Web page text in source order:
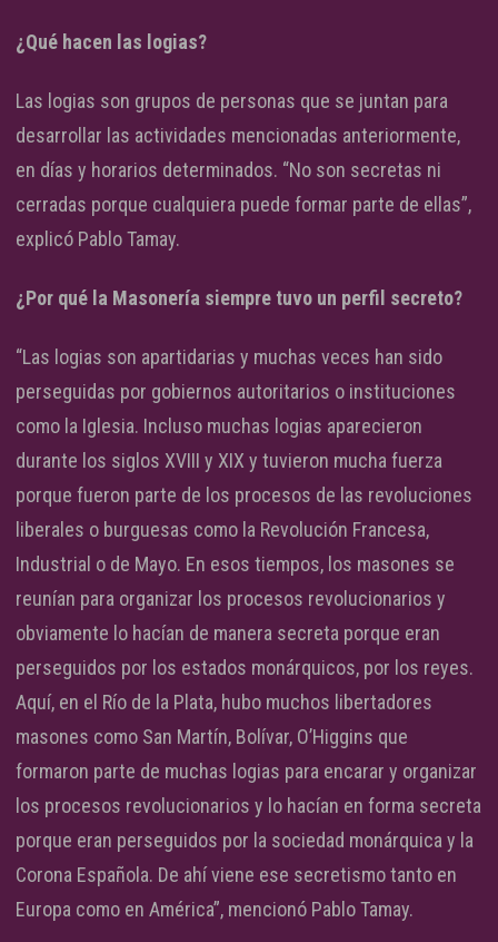
¿Qué hacen las logias?
Las logias son grupos de personas que se juntan para
desarrollar las actividades mencionadas anteriormente,
en días y horarios determinados. “No son secretas ni
cerradas porque cualquiera puede formar parte de ellas”,
explicó Pablo Tamay.
¿Por qué la Masonería siempre tuvo un perfil secreto?
“Las logias son apartidarias y muchas veces han sido
perseguidas por gobiernos autoritarios o instituciones
como la Iglesia. Incluso muchas logias aparecieron
durante los siglos XVIII y XIX y tuvieron mucha fuerza
porque fueron parte de los procesos de las revoluciones
liberales o burguesas como la Revolución Francesa,
Industrial o de Mayo. En esos tiempos, los masones se
reunían para organizar los procesos revolucionarios y
obviamente lo hacían de manera secreta porque eran
perseguidos por los estados monárquicos, por los reyes.
Aquí, en el Río de la Plata, hubo muchos libertadores
masones como San Martín, Bolívar, O’Higgins que
formaron parte de muchas logias para encarar y organizar
los procesos revolucionarios y lo hacían en forma secreta
porque eran perseguidos por la sociedad monárquica y la
Corona Española. De ahí viene ese secretismo tanto en
Europa como en América”, mencionó Pablo Tamay.